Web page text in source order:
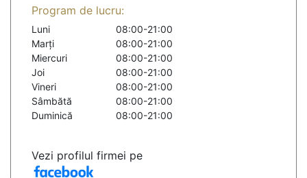
Program de lucru:
Luni
08:00-21:00
Marți
08:00-21:00
Miercuri
08:00-21:00
Joi
08:00-21:00
Vineri
08:00-21:00
Sâmbătă
08:00-21:00
Duminică
08:00-21:00
Vezi profilul firmei pe